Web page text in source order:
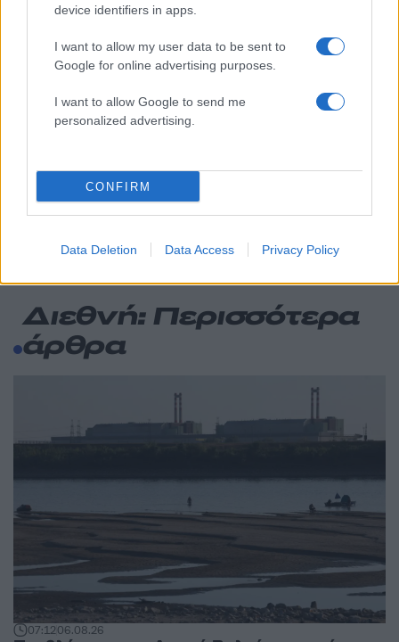
device identifiers in apps.
I want to allow my user data to be sent to
Google for online advertising purposes.
I want to allow Google to send me
personalized advertising.
CONFIRM
Data Deletion Data Access Privacy Policy
Canadair 515: Οι πρώτες εικόνες από την
κατασκευή του αεροσκάφους που θα
επιχειρεί και τη νύχτα στα μέτωπα της
φωτιάς
Αυγερινός, Μουτσάτσου και ακόμη 20
πρώην στελέχη κατά Καρυστιανού: «Δεν
αποχωρήσαμε για καρέκλες», αιχμές για
59 Το πολωμένο μελτέμι που τροφοδότησε
τις φωτιές σε Αττική και Βοιωτία: «Από τα
ισχυρότερα επεισόδια των τελευταίων 50
χρόνων»
Διεθνή: Περισσότερα
άρθρα
07:1206.08.26